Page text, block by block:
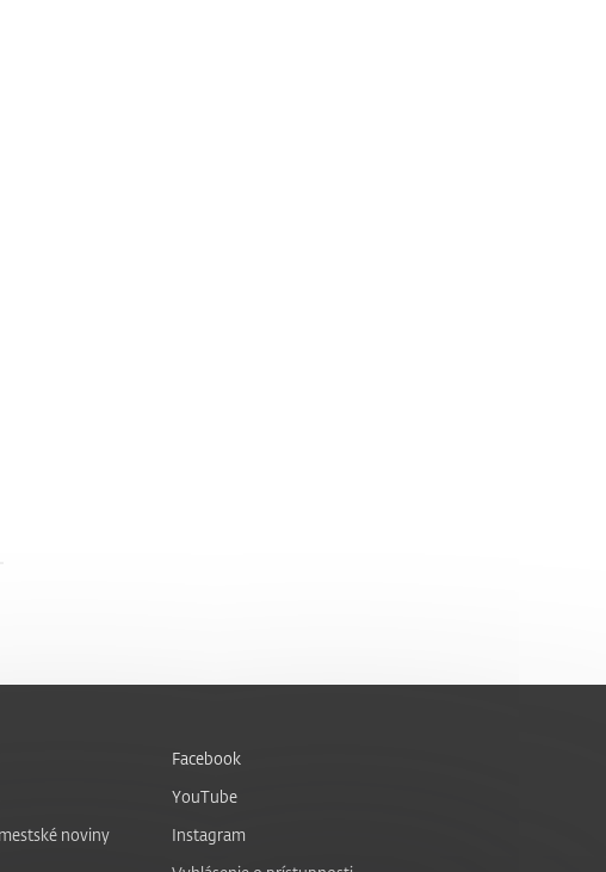
noviny
Facebook
YouTube
Instagram